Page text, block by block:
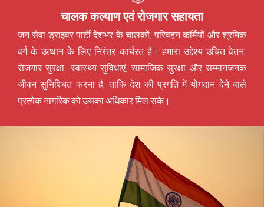
चालक कल्याण एवं रोजगार सहायता
जन सेवा ड्राइवर पार्टी देशभर के चालकों, परिवहन कर्मियों और श्रमिक
वर्ग के उत्थान के लिए निरंतर कार्यरत है। हमारा उद्देश्य उचित वेतन,
रोजगार सुरक्षा, स्वास्थ्य सुविधाएं, सामाजिक सुरक्षा और सम्मानजनक
जीवन सुनिश्चित करना है, ताकि देश की प्रगति में योगदान देने वाले
प्रत्येक नागरिक को उसका अधिकार मिल सके।